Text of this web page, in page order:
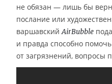
не обязан — лишь бы
послание или
варшавскийAirBubble
и правда способно помочь
от загрязнений, вопросы